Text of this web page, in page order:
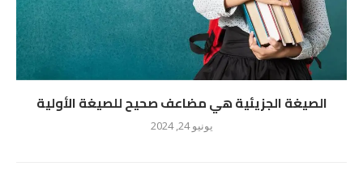
الصيغة الجزيئية هي مضاعف صحيح للصيغة الأولية
يونيو 24, 2024